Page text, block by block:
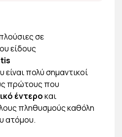
σε
είδους
πολύ σημαντικοί
πρώτους που
έντεροκαι
πληθυσμούς καθόλη
ατόμου.